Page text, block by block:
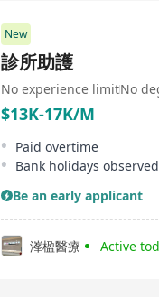
New
診所助護
No experience limitNo
$13K-17K/M
Paid overtime
Bank holidays observed
Be an early applicant
溄楹醫療 Active